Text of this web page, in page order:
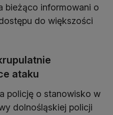
bieżąco informowani o
do większości
ataku
policję o stanowisko w
dolnośląskiej policji